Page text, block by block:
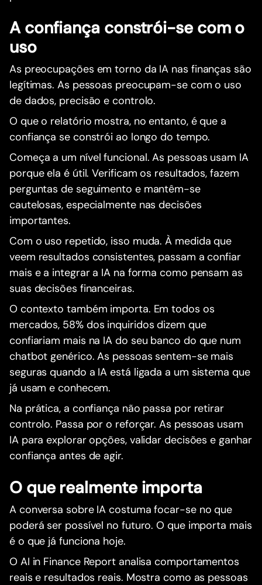
A confiança constrói-se com o
uso
As preocupações em torno da IA nas finanças são
legítimas. As pessoas preocupam-se com o uso
de dados, precisão e controlo.
O que o relatório mostra, no entanto, é que a
confiança se constrói ao longo do tempo.
Começa a um nível funcional. As pessoas usam IA
porque ela é útil. Verificam os resultados, fazem
perguntas de seguimento e mantêm-se
cautelosas, especialmente nas decisões
importantes.
Com o uso repetido, isso muda. À medida que
veem resultados consistentes, passam a confiar
mais e a integrar a IA na forma como pensam as
suas decisões financeiras.
O contexto também importa. Em todos os
mercados, 58% dos inquiridos dizem que
confiariam mais na IA do seu banco do que num
chatbot genérico. As pessoas sentem-se mais
seguras quando a IA está ligada a um sistema que
já usam e conhecem.
Na prática, a confiança não passa por retirar
controlo. Passa por o reforçar. As pessoas usam
IA para explorar opções, validar decisões e ganhar
confiança antes de agir.
O que realmente importa
A conversa sobre IA costuma focar-se no que
poderá ser possível no futuro. O que importa mais
é o que já funciona hoje.
O AI in Finance Report analisa comportamentos
reais e resultados reais. Mostra como as pessoas